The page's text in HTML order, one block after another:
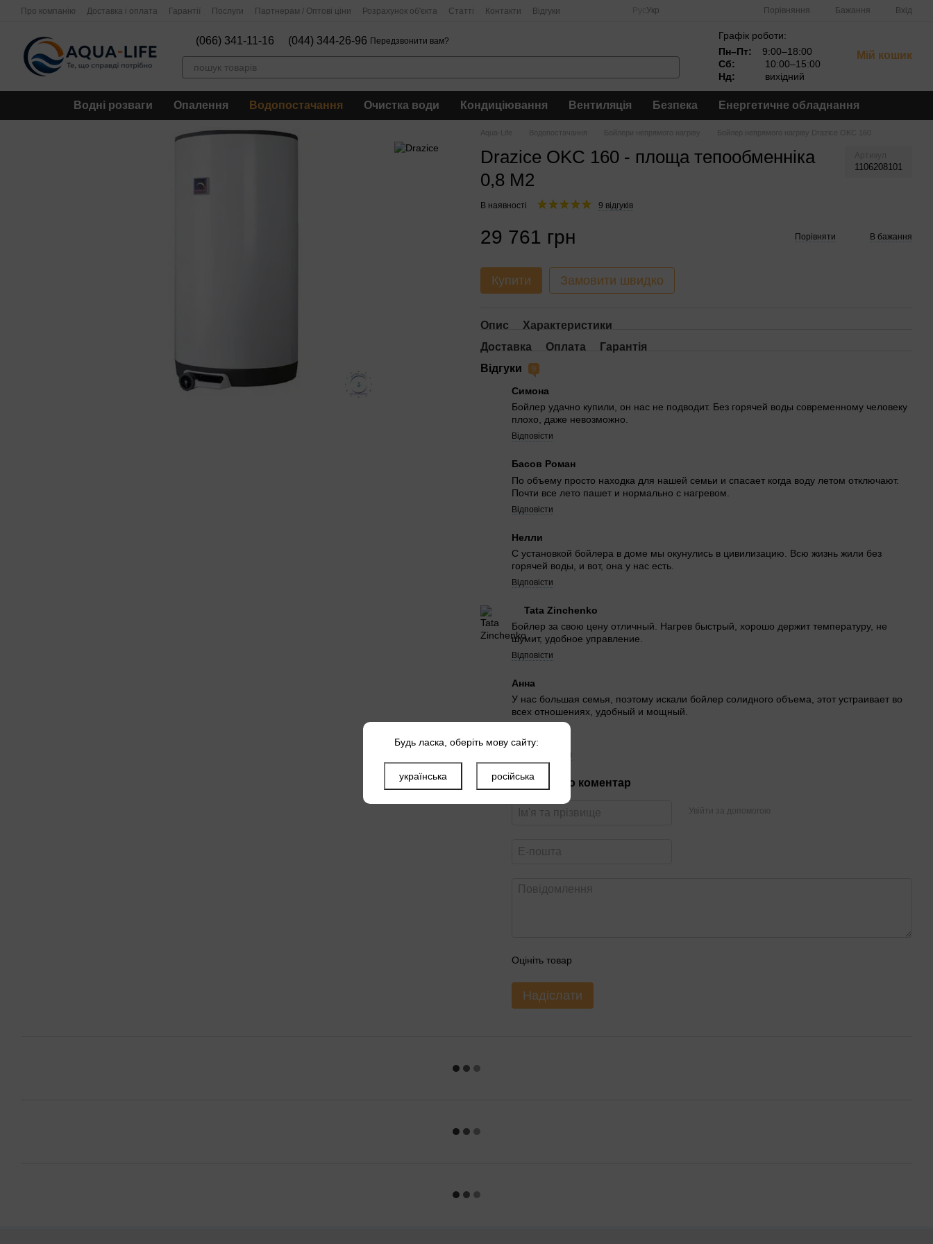
Перейти до основного контенту
Про компанію Доставка і оплата Гарантії Послуги Партнерам / Оптові ціни Розрахунок об'єкта Статті Контакти Відгуки Укр Порівняння Бажання Вхід
(066) 341-11-16 (044) 344-26-96 Передзвонити вам?
Графік роботи:
Пн–Пт:
9:00–18:00
Сб:
10:00–15:00
Нд:
вихідний
Мій кошик
Водні розваги Опалення Водопостачання Очистка води Кондиціювання Вентиляція Безпека Енергетичне обладнання
Aqua-Life Водопостачання Бойлери непрямого нагріву Бойлер непрямого нагріву Drazice OKC 160
Drazice OKC 160 - площа тепообменніка
0,8 М2
1106208101
В наявності 9 відгуків
29 761 грн Порівняти В бажання
Купити Замовити швидко
Опис
Характеристики
Доставка
Оплата
Гарантія
Відгуки
9
Симона
Бойлер удачно купили, он нас не подводит. Без горячей воды современному человеку
плохо, даже невозможно.
Відповісти
Басов Роман
По объему просто находка для нашей семьи и спасает когда воду летом отключают.
Почти все лето пашет и нормально с нагревом.
Відповісти
Нелли
С установкой бойлера в доме мы окунулись в цивилизацию. Всю жизнь жили без
горячей воды, и вот, она у нас есть.
Відповісти
Tata Zinchenko
Бойлер за свою цену отличный. Нагрев быстрый, хорошо держит температуру, не
шумит, удобное управление.
Відповісти
Анна
У нас большая семья, поэтому искали бойлер солидного объема, этот устраивает во
всех отношениях, удобный и мощный.
Ще 4 коментаря
Новий відгук або коментар
Увійти за допомогою
Оцініть товар
Надіслати
Будь ласка, оберіть мову сайту:
українська російська